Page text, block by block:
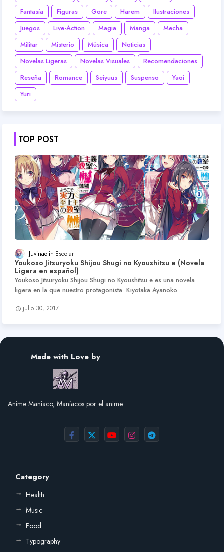
Fantasía
Figuras Gore Harem
Ilustraciones
Juegos
Live-Action Magia Manga
Mecha
Militar
Misterio Música
Noticias
Novelas Ligeras
Novelas Visuales
Recomendaciones
Reseña
Romance Seiyuus Suspenso
Yaoi
Yuri
TOP POST
Juvinao Escolar
Youkoso Jitsuryoku Shijou Shugi no Kyoushitsu e (Novela
Ligera en español)
Youkoso Jitsuryoku Shijou Shugi no Kyoushitsu e es una novela
ligera en la que nuestro protagonista Kiyotaka Ayanoko…
julio 30, 2017
Made with Love by
Anime Maníaco, Maníacos por el anime
Category
Health
Music
Food
Typography